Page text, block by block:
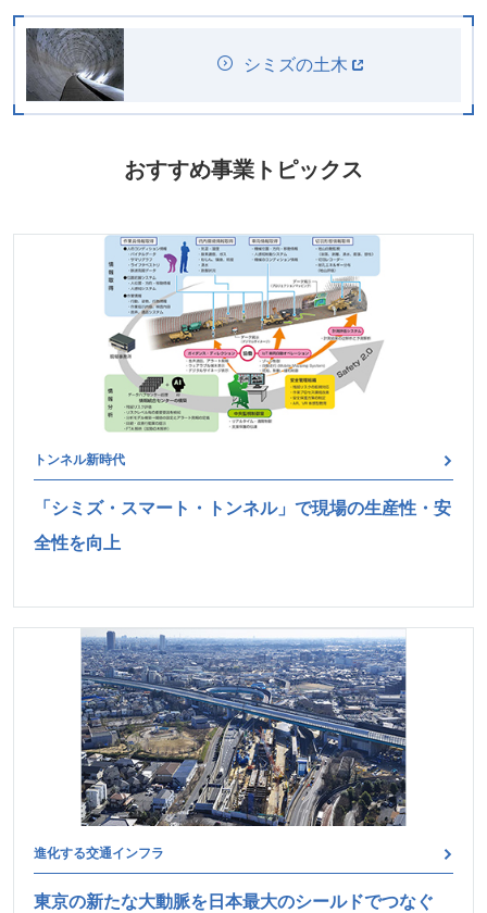
シミズの土木
おすすめ事業トピックス
トンネル新時代
「シミズ・スマート・トンネル」で現場の生産性・安
全性を向上
進化する交通インフラ
東京の新たな大動脈を日本最大のシールドでつなぐ